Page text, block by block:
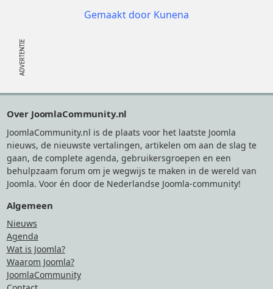
Gemaakt door Kunena
Over JoomlaCommunity.nl
JoomlaCommunity.nl is de plaats voor het laatste Joomla
nieuws, de nieuwste vertalingen, artikelen om aan de slag te
gaan, de complete agenda, gebruikersgroepen en een
behulpzaam forum om je wegwijs te maken in de wereld van
Joomla. Voor én door de Nederlandse Joomla-community!
Algemeen
Nieuws
Agenda
Wat is Joomla?
Waarom Joomla?
JoomlaCommunity